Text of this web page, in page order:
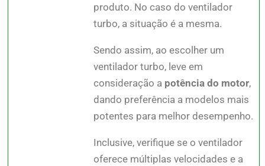
produto. No caso do ventilador
turbo, a situação é a mesma.
Sendo assim, ao escolher um
ventilador turbo, leve em
consideração a potência do motor,
dando preferência a modelos mais
potentes para melhor desempenho.
Inclusive, verifique se o ventilador
oferece múltiplas velocidades e a